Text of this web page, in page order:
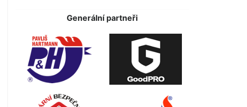
Generální partneři